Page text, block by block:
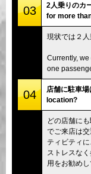
03
2人乗りのカ
for more
現状では２
Currently,
one
04
店舗に駐車
location?
どの店舗に
でご来店は
ティビティ
ストレスな
用をお勧めし